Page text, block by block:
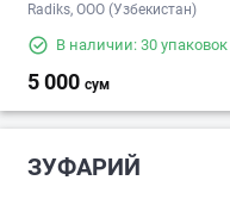
Radiks, ООО (Узбекистан)
В наличии: 30 упаковок
5 000 сум
ЗУФАРИЙ